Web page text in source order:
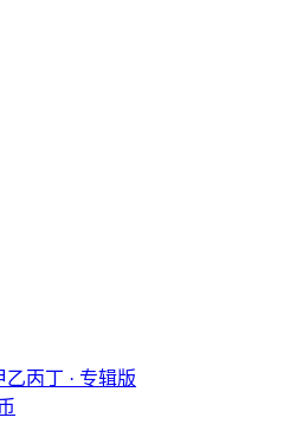
乙丙丁 · 专辑版